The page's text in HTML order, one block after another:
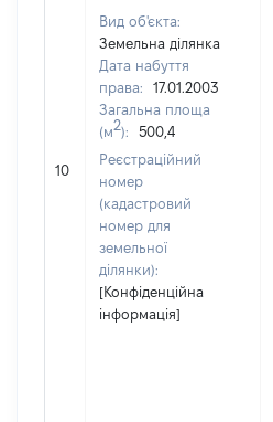
10
Вид об'єкта:
Земельна ділянка
Дата набуття
права:
17.01.2003
Загальна площа
(м2):
500,4
Реєстраційний
номер
(кадастровий
номер для
земельної
ділянки):
[Конфіденційна
інформація]